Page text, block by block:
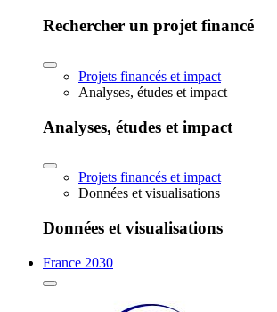
Rechercher un projet financé
Projets financés et impact
Analyses, études et impact
Analyses, études et impact
Projets financés et impact
Données et visualisations
Données et visualisations
France 2030